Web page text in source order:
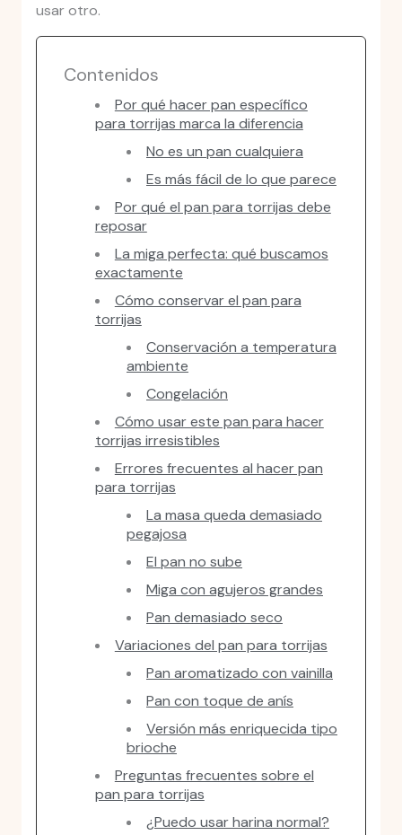
usar otro.
Contenidos
Por qué hacer pan específico
para torrijas marca la diferencia
No es un pan cualquiera
Es más fácil de lo que parece
Por qué el pan para torrijas debe
reposar
La miga perfecta: qué buscamos
exactamente
Cómo conservar el pan para
torrijas
Conservación a temperatura
ambiente
Congelación
Cómo usar este pan para hacer
torrijas irresistibles
Errores frecuentes al hacer pan
para torrijas
La masa queda demasiado
pegajosa
El pan no sube
Miga con agujeros grandes
Pan demasiado seco
Variaciones del pan para torrijas
Pan aromatizado con vainilla
Pan con toque de anís
Versión más enriquecida tipo
brioche
Preguntas frecuentes sobre el
pan para torrijas
¿Puedo usar harina normal?